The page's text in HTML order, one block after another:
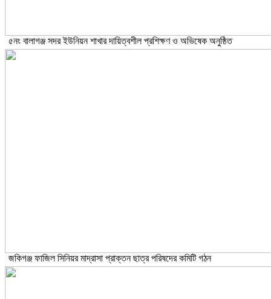
৫নং বালাগঞ্জ সদর ইউনিয়ন শাখার দায়িত্বশীল প্রশিক্ষণ ও অভিষেক অনুষ্ঠিত
জকিগঞ্জ ফাজিল সিনিয়র মাদ্রাসা প্রাক্তন ছাত্র পরিষদের কমিটি গঠন